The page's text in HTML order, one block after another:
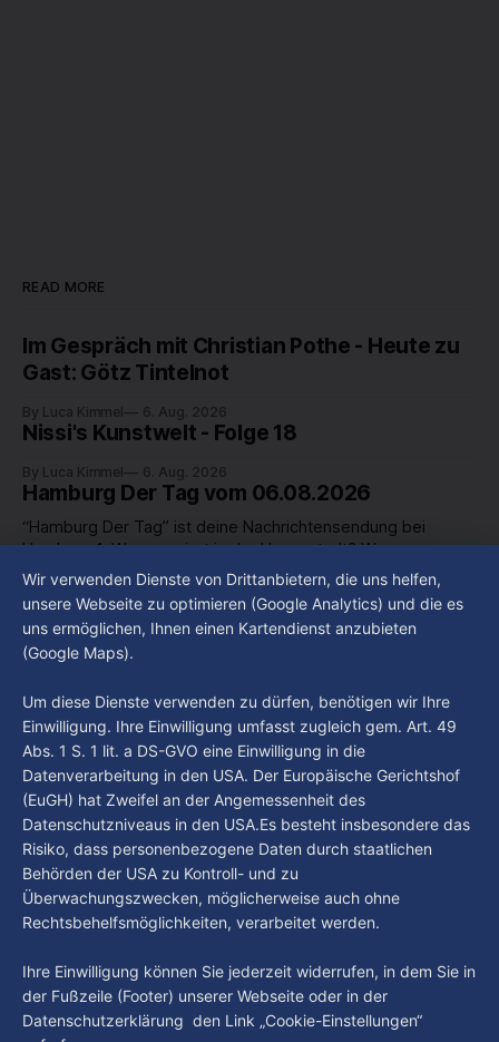
READ MORE
Im Gespräch mit Christian Pothe - Heute zu
Gast: Götz Tintelnot
By Luca Kimmel 6. Aug. 2026
Nissi's Kunstwelt - Folge 18
By Luca Kimmel 6. Aug. 2026
Hamburg Der Tag vom 06.08.2026
“Hamburg Der Tag” ist deine Nachrichtensendung bei
Hamburg 1. Was passiert in der Hansestadt? Was
beschäftigt die Hamburgerinnen und Hamburger? Was steht
in unserer Stadt an? Fragen, die von Montag bis Freitag LIVE
um 18 Uhr beantwortet werden - auf YouTube und im TV.
By Luca Kimmel 6. Aug. 2026
Hamburg Der Tag vom 05.08.2026
“Hamburg Der Tag” ist deine Nachrichtensendung bei
Hamburg 1. Was passiert in der Hansestadt? Was
in unserer Stadt an? Fragen, die von Montag bis Freitag LIVE
um 18 Uhr beantwortet werden - auf YouTube und im TV.
By Luca Kimmel 5. Aug. 2026
Wir verwenden Dienste von Drittanbietern, die uns helfen,
unsere Webseite zu optimieren (Google Analytics) und die es
uns ermöglichen, Ihnen einen Kartendienst anzubieten
(Google Maps).
Um diese Dienste verwenden zu dürfen, benötigen wir Ihre
Einwilligung. Ihre Einwilligung umfasst zugleich gem. Art. 49
Abs. 1 S. 1 lit. a DS-GVO eine Einwilligung in die
Datenverarbeitung in den USA. Der Europäische Gerichtshof
(EuGH) hat Zweifel an der Angemessenheit des
Datenschutzniveaus in den USA.Es besteht insbesondere das
Risiko, dass personenbezogene Daten durch staatlichen
Behörden der USA zu Kontroll- und zu
Überwachungszwecken, möglicherweise auch ohne
Rechtsbehelfsmöglichkeiten, verarbeitet werden.
Ihre Einwilligung können Sie jederzeit widerrufen, in dem Sie in
der Fußzeile (Footer) unserer Webseite oder in der
Datenschutzerklärung den Link „Cookie-Einstellungen“